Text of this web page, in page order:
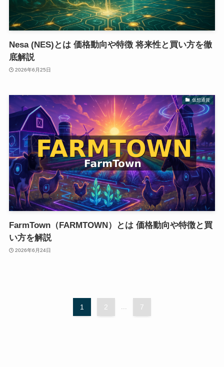
Nesa (NES)とは 価格動向や特徴 将来性と買い方を徹
底解説
2026年6月25日
仮想通貨
FarmTown（FARMTOWN）とは 価格動向や特徴と買
い方を解説
2026年6月24日
1 2 7